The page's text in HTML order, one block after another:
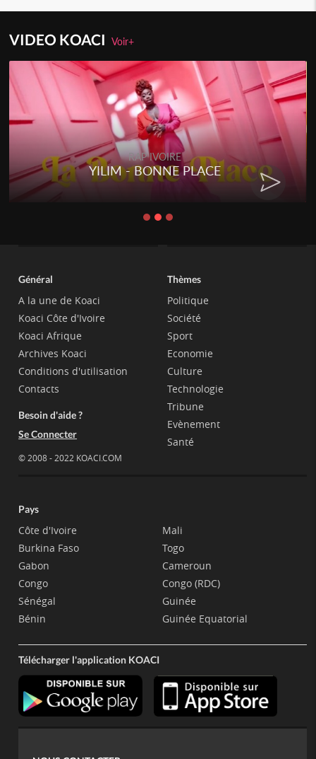
VIDEO KOACIVoir+
RAP IVOIRE
YILIM - BONNE PLACE
Général
A la une de Koaci
Koaci Côte d'Ivoire
Koaci Afrique
Archives Koaci
Conditions d'utilisation
Contacts
Besoin d'aide ?
Se Connecter
© 2008 - 2022 KOACI.COM
Thèmes
Politique
Société
Sport
Economie
Culture
Technologie
Tribune
Evènement
Santé
Pays
Côte d'Ivoire
Burkina Faso
Gabon
Congo
Sénégal
Bénin
Mali
Togo
Cameroun
Congo (RDC)
Guinée
Guinée Equatorial
Télécharger l'application KOACI